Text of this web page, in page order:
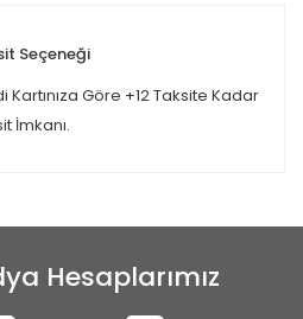
Seçeneği
Kartınıza Göre +12 Taksite Kadar
İmkanı.
Hesaplarımız